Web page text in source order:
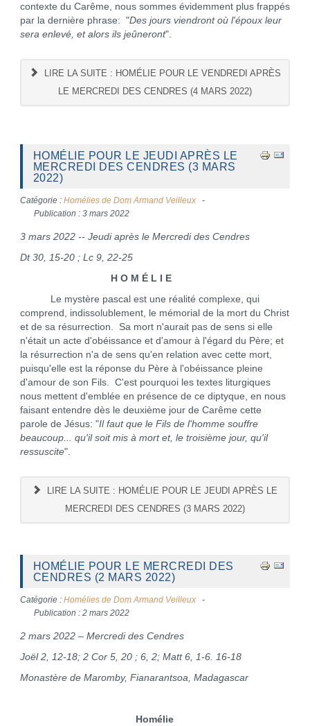
contexte du Carême, nous sommes évidemment plus frappés
par la dernière phrase: "Des jours viendront où l'époux leur
sera enlevé, et alors ils jeûneront".
LIRE LA SUITE : HOMÉLIE POUR LE VENDREDI APRÈS
LE MERCREDI DES CENDRES (4 MARS 2022)
HOMÉLIE POUR LE JEUDI APRÈS LE
MERCREDI DES CENDRES (3 MARS
2022)
Catégorie : Homélies de Dom Armand Veilleux
Publication : 3 mars 2022
3 mars 2022 -- Jeudi après le Mercredi des Cendres
Dt 30, 15-20 ; Lc 9, 22-25
H O M É L I E
Le mystère pascal est une réalité complexe, qui
comprend, indissolublement, le mémorial de la mort du Christ
et de sa résurrection. Sa mort n'aurait pas de sens si elle
n'était un acte d'obéissance et d'amour à l'égard du Père; et
la résurrection n'a de sens qu'en relation avec cette mort,
puisqu'elle est la réponse du Père à l'obéissance pleine
d'amour de son Fils. C'est pourquoi les textes liturgiques
nous mettent d'emblée en présence de ce diptyque, en nous
faisant entendre dès le deuxième jour de Carême cette
parole de Jésus: "Il faut que le Fils de l'homme souffre
beaucoup... qu'il soit mis à mort et, le troisième jour, qu'il
ressuscite".
LIRE LA SUITE : HOMÉLIE POUR LE JEUDI APRÈS LE
MERCREDI DES CENDRES (3 MARS 2022)
HOMÉLIE POUR LE MERCREDI DES
CENDRES (2 MARS 2022)
Catégorie : Homélies de Dom Armand Veilleux
Publication : 2 mars 2022
2 mars 2022 – Mercredi des Cendres
Joël 2, 12-18; 2 Cor 5, 20 ; 6, 2; Matt 6, 1-6. 16-18
Monastère de Maromby, Fianarantsoa, Madagascar
Homélie